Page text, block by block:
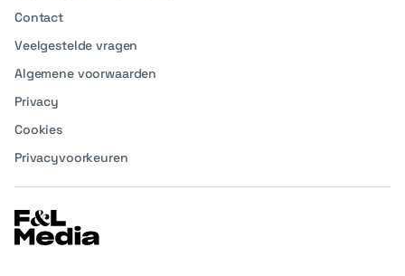
Contact
Veelgestelde vragen
Algemene voorwaarden
Privacy
Cookies
Privacyvoorkeuren